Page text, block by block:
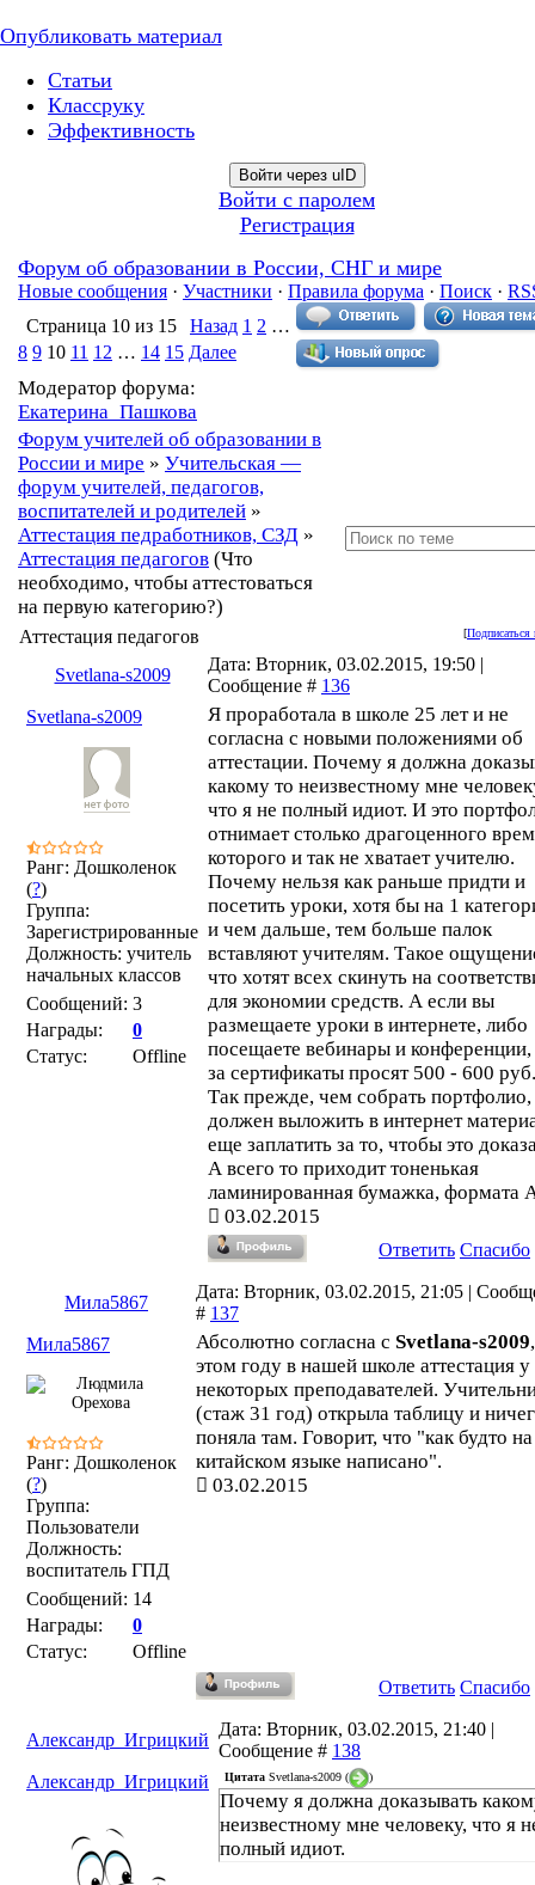
Опубликовать материал
Статьи
Классруку
Эффективность
Войти через uID
Войти с паролем
Регистрация
Форум об образовании в России, СНГ и мире
Новые сообщения · Участники · Правила форума · Поиск ·
Страница 10 из 15 Назад 1 2 …
8 9 10 11 12 … 14 15 Далее
Модератор форума:
Екатерина_Пашкова
Форум учителей об образовании в
России и мире » Учительская —
форум учителей, педагогов,
воспитателей и родителей »
Аттестация педработников, СЗД »
Аттестация педагогов (Что
необходимо, чтобы аттестоваться
на первую категорию?)
[Подписаться
Аттестация педагогов
Svetlana-s2009
Дата: Вторник, 03.02.2015, 19:50 |
Сообщение # 136
Svetlana-s2009
Ранг: Дошколенок
(?)
Группа:
Зарегистрированные
Должность: учитель
начальных классов
Сообщений: 3
Награды:
0
Статус:
Offline
Я проработала в школе 25 лет и не
согласна с новыми положениями об
аттестации. Почему я должна
какому то неизвестному мне
что я не полный идиот. И это
отнимает столько драгоценного
которого и так не хватает учителю.
Почему нельзя как раньше придти и
посетить уроки, хотя бы на 1
и чем дальше, тем больше палок
вставляют учителям. Такое
что хотят всех скинуть на
для экономии средств. А если вы
размещаете уроки в интернете, либо
посещаете вебинары и конференции,
за сертификаты просят 500 - 600 руб.
Так прежде, чем собрать
должен выложить в интернет
еще заплатить за то, чтобы это
А всего то приходит тоненькая
ламинированная бумажка, формата
03.02.2015
Ответить Спасибо
Мила5867
Дата: Вторник, 03.02.2015, 21:05 |
# 137
Мила5867
Ранг: Дошколенок
(?)
Группа:
Пользователи
Должность:
воспитатель ГПД
Сообщений: 14
Награды:
0
Статус:
Offline
Абсолютно согласна с Svetlana-s2009
этом году в нашей школе аттестация у
некоторых преподавателей.
(стаж 31 год) открыла таблицу и
поняла там. Говорит, что "как будто на
китайском языке написано".
03.02.2015
Ответить Спасибо
Александр_Игрицкий
Дата: Вторник, 03.02.2015, 21:40 |
Сообщение # 138
Александр_Игрицкий
Цитата Svetlana-s2009 ( )
Почему я должна доказывать
неизвестному мне человеку, что я
полный идиот.